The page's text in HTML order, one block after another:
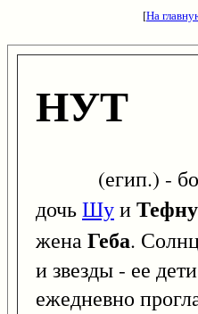
[На
НУТ
(егип.) -
дочьШуи
женаГеба.
и звезды - ее
ежедневно